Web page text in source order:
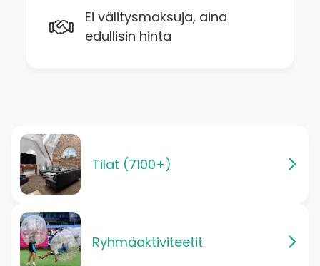
Ei välitysmaksuja, aina
edullisin hinta
Tilat (7100+)
Ryhmäaktiviteetit